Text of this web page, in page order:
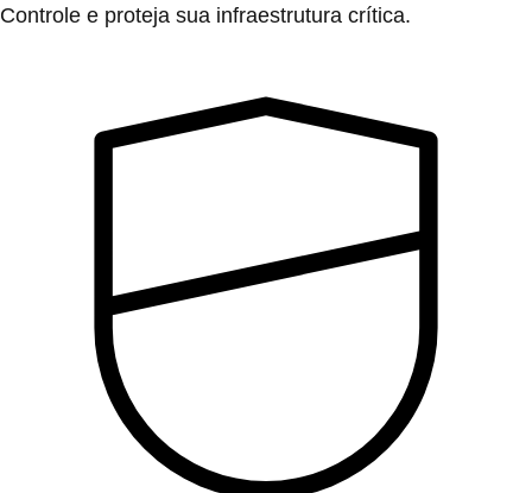
Controle e proteja sua infraestrutura crítica.